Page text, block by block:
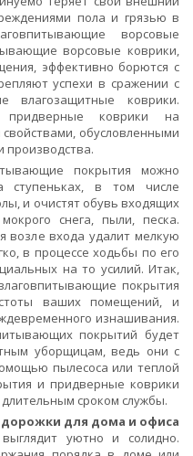
пола и грязью в
ворсовые
ворсовые коврики,
эффективно борются с
успехи в сражении с
влагозащитные коврики.
придверные коврики на
обусловленными
производства.
покрытия можно
ступеньках, в том числе
и очистят обувь входящих
снега, пыли, песка.
возле входа удалит мелкую
в процессе ходьбы по его
на то усилий. Итак,
покрытия
ваших помещений, и
изнашивания.
покрытий будет
уборщицам, ведь они с
пылесоса или теплой
и придверные коврики
сроком службы.
для дома и офиса
уютно и солидно.